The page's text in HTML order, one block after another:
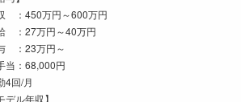
：450万円～600万円
：27万円～40万円
：23万円～
当：68,000円
4回/月
デル年収】